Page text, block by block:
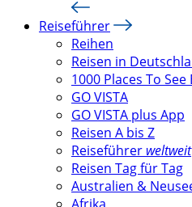
Reiseführer
Reihen
Reisen in
1000 Places To
GO VISTA
GO VISTA plus App
Reisen A bis Z
Reiseführer weltweit
Reisen Tag für Tag
Australien &